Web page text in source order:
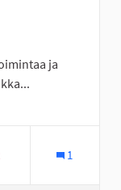
ja
1